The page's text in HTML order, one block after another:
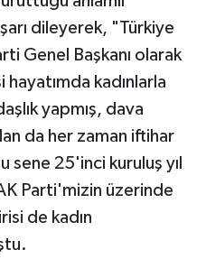
dileyerek, "Türkiye
Genel Başkanı olarak
hayatımda kadınlarla
yapmış, dava
da her zaman iftihar
sene 25'inci kuruluş yıl
Parti'mizin üzerinde
de kadın